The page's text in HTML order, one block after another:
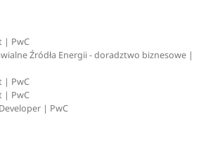
| PwC
Źródła Energii - doradztwo biznesowe |
| PwC
| PwC
| PwC